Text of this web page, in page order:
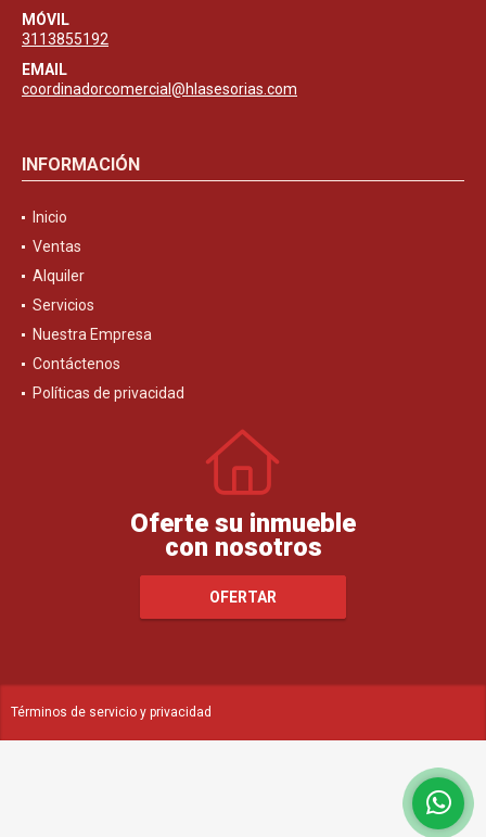
MÓVIL
3113855192
EMAIL
coordinadorcomercial@hlasesorias.com
INFORMACIÓN
Inicio
Ventas
Alquiler
Servicios
Nuestra Empresa
Contáctenos
Políticas de privacidad
Oferte su inmueble
con nosotros
OFERTAR
Términos de servicio y privacidad